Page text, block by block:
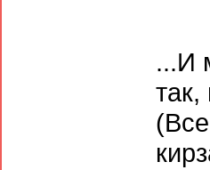
...И